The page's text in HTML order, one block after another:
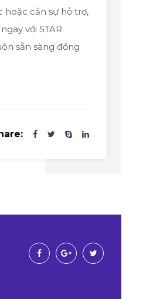
cần sự hỗ trợ,
với STAR
sẵn sàng đồng